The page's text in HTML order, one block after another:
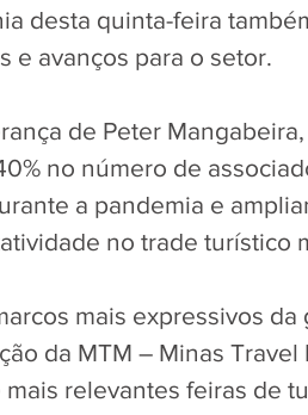
desta quinta-feira
e avanços para o setor.
de Peter
no número de
a pandemia e
no trade turístico
mais expressivos
da MTM – Minas
mais relevantes feiras de